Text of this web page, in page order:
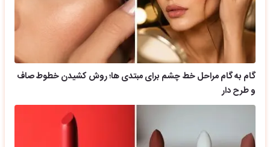
گام به گام مراحل خط چشم برای مبتدی ها؛ روش کشیدن خطوط صاف
و طرح دار